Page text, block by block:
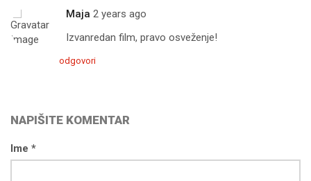
Maja 2 years ago
Izvanredan film, pravo osveženje!
odgovori
NAPIŠITE KOMENTAR
Ime *